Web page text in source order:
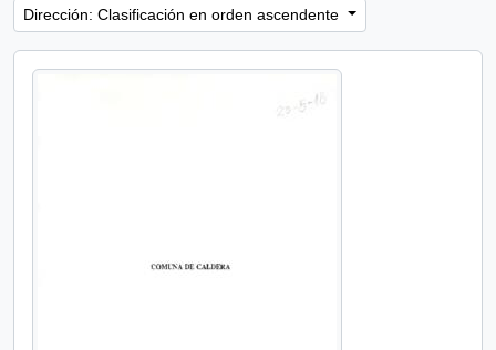
Dirección: Clasificación en orden ascendente